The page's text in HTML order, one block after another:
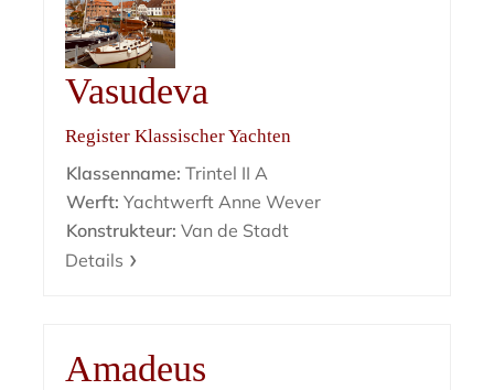
Vasudeva
Register Klassischer Yachten
Klassenname: Trintel II A
Werft: Yachtwerft Anne Wever
Konstrukteur: Van de Stadt
Details
Amadeus